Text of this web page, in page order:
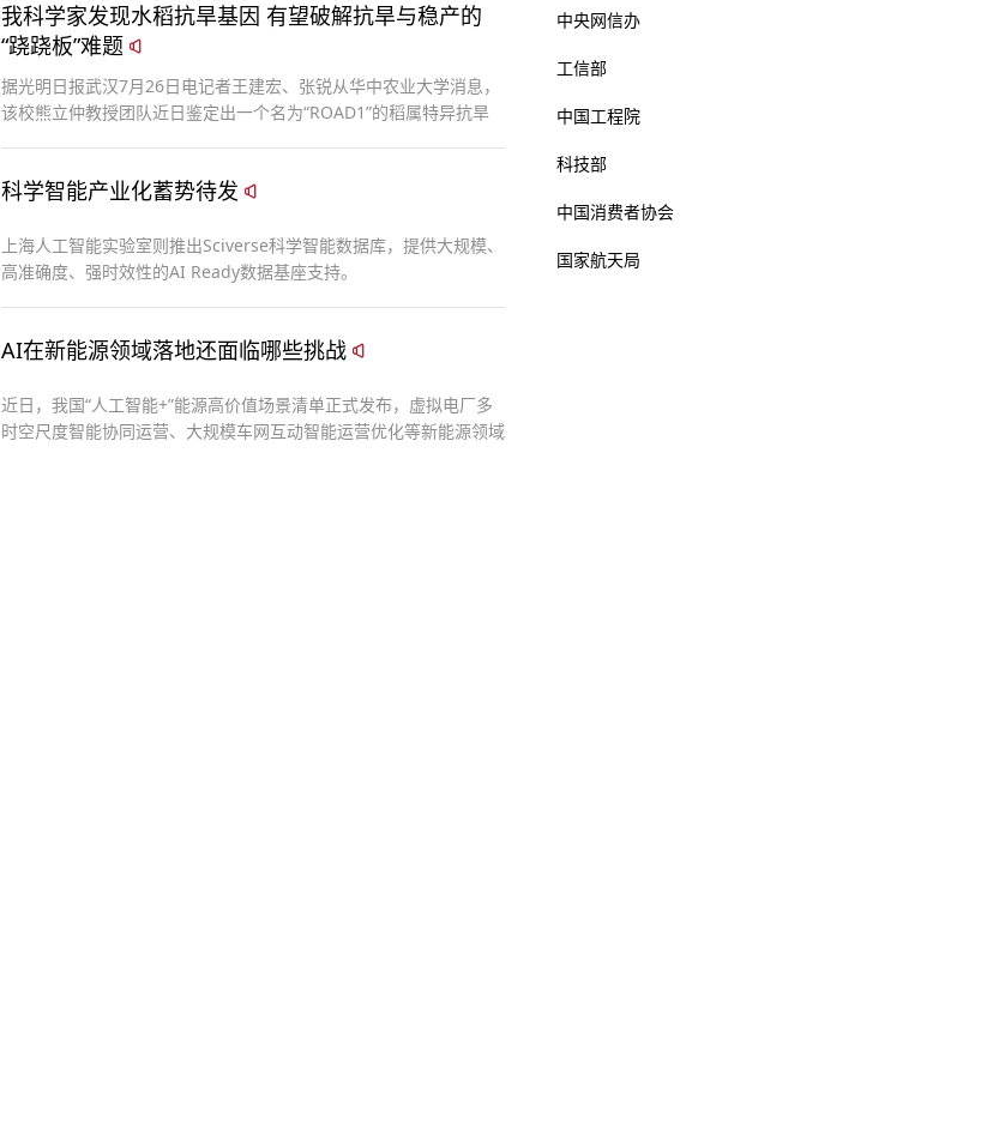
我科学家发现水稻抗旱基因 有望破解抗旱与稳产的
“跷跷板”难题
据光明日报武汉7月26日电记者王建宏、张锐从华中农业大学消息，
该校熊立仲教授团队近日鉴定出一个名为“ROAD1”的稻属特异抗旱
科学智能产业化蓄势待发
上海人工智能实验室则推出Sciverse科学智能数据库，提供大规模、
高准确度、强时效性的AI Ready数据基座支持。
AI在新能源领域落地还面临哪些挑战
近日，我国“人工智能+”能源高价值场景清单正式发布，虚拟电厂多
时空尺度智能协同运营、大规模车网互动智能运营优化等新能源领域
中央网信办
工信部
中国工程院
科技部
中国消费者协会
国家航天局